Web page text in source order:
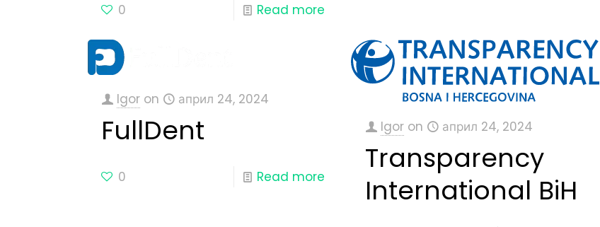
0 Read more
Igor on април 24, 2024
FullDent
0 Read more
Igor on април 24, 2024
Transparency
International BiH